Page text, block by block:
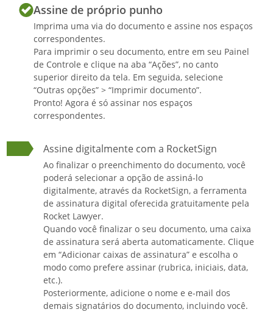
Assine de próprio punho
Imprima uma via do documento e assine nos espaços
correspondentes.
Para imprimir o seu documento, entre em seu Painel
de Controle e clique na aba “Ações”, no canto
superior direito da tela. Em seguida, selecione
“Outras opções” > “Imprimir documento”.
Pronto! Agora é só assinar nos espaços
correspondentes.
Assine digitalmente com a RocketSign
Ao finalizar o preenchimento do documento, você
poderá selecionar a opção de assiná-lo
digitalmente, através da RocketSign, a ferramenta
de assinatura digital oferecida gratuitamente pela
Rocket Lawyer.
Quando você finalizar o seu documento, uma caixa
de assinatura será aberta automaticamente. Clique
em “Adicionar caixas de assinatura” e escolha o
modo como prefere assinar (rubrica, iniciais, data,
etc.).
Posteriormente, adicione o nome e e-mail dos
demais signatários do documento, incluindo você.